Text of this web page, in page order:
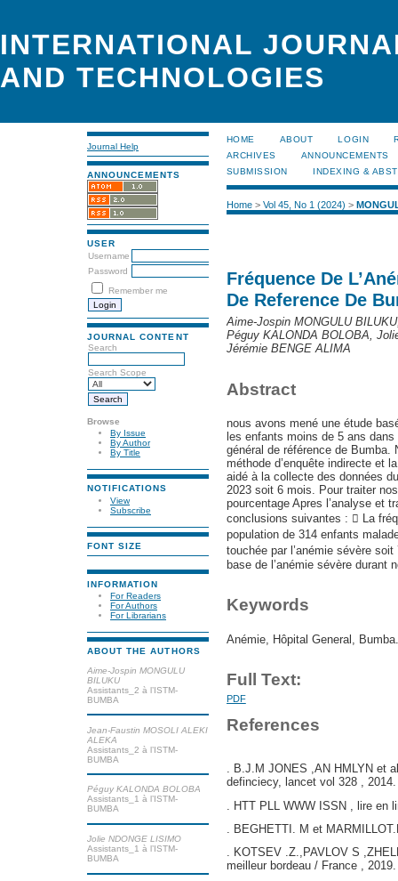
INTERNATIONAL
AND TECHNOLOGIES
Journal Help
ANNOUNCEMENTS
USER
Username
Password
Remember me
JOURNAL CONTENT
Search
Search Scope
Browse
By Issue
By Author
By Title
NOTIFICATIONS
View
Subscribe
FONT SIZE
INFORMATION
For Readers
For Authors
For Librarians
ABOUT THE AUTHORS
Aime-Jospin MONGULU
BILUKU
Assistants_2 à l’ISTM-
BUMBA
Jean-Faustin MOSOLI ALEKI
ALEKA
Assistants_2 à l’ISTM-
BUMBA
Péguy KALONDA BOLOBA
Assistants_1 à l’ISTM-
BUMBA
Jolie NDONGE LISIMO
Assistants_1 à l’ISTM-
BUMBA
HOME ABOUT LOGIN
ARCHIVES
ANNOUNCEMENTS
SUBMISSION
INDEXING &
Home> Vol 45, No 1 (2024) >
Fréquence De
De Reference De
Aime-Jospin MONGULU
Péguy KALONDA BOLOBA,
Jérémie BENGE ALIMA
Abstract
nous avons mené une étude
les enfants moins de 5 ans
général de référence de Bumba.
méthode d’enquête indirecte et
aidé à la collecte des données
2023 soit 6 mois. Pour traiter
pourcentage Apres l’analyse et
conclusions suivantes :  La
population de 314 enfants
touchée par l’anémie sévère
base de l’anémie sévère durant
Keywords
Anémie, Hôpital General, Bumba.
Full Text:
PDF
References
. B.J.M JONES ,AN HMLYN et
definciecy, lancet vol 328 , 2014.
. HTT PLL WWW ISSN , lire en
. BEGHETTI. M et
. KOTSEV .Z.,PAVLOV S
meilleur bordeau / France , 2019.